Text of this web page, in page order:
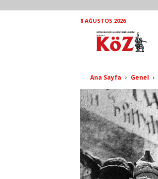
8 AĞUSTOS 2026
Ana Sayfa Genel